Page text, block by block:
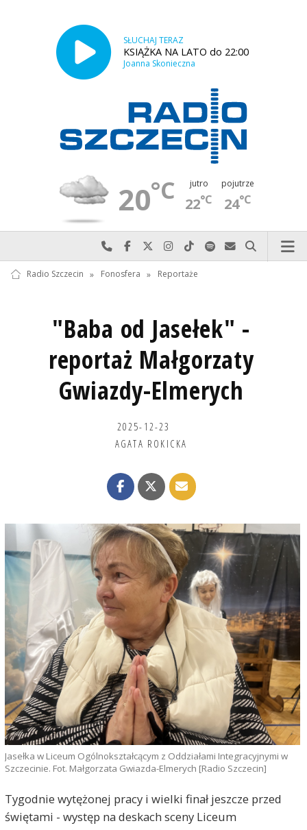
SŁUCHAJ TERAZ
KSIĄŻKA NA LATO do 22:00
Joanna Skonieczna
20°C jutro
22°C
pojutrze
24°C
Najlepiej po prostu do nas zadzwoń
Odwiedź nas na Facebook-u
Odwiedź nas na X
Odwiedź nas na Instagram-ie
Odwiedź nas na TikTok-u
Szukaj nas na Spotify
Wyślij do nas
Szukaj
Radio Szczecin » Fonosfera » Reportaże
"Baba od Jasełek" -
reportaż Małgorzaty
Gwiazdy-Elmerych
2025-12-23
AGATA ROKICKA
Jasełka w Liceum Ogólnokształcącym z Oddziałami Integracyjnymi w
Szczecinie. Fot. Małgorzata Gwiazda-Elmerych [Radio Szczecin]
Tygodnie wytężonej pracy i wielki finał jeszcze przed
świętami - występ na deskach sceny Liceum